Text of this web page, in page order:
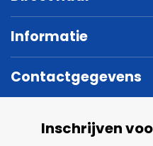
Informatie
Contactgegevens
Inschrijven